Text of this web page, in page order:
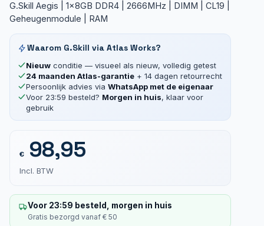
G.Skill Aegis | 1x8GB DDR4 | 2666MHz | DIMM | CL19 |
Geheugenmodule | RAM
Waarom G.Skill via Atlas Works?
Nieuw conditie — visueel als nieuw, volledig getest
24 maanden Atlas-garantie + 14 dagen retourrecht
Persoonlijk advies via WhatsApp met de eigenaar
Voor 23:59 besteld? Morgen in huis, klaar voor
gebruik
€98,95
Incl. BTW
Voor 23:59 besteld, morgen in huis
Gratis bezorgd vanaf € 50